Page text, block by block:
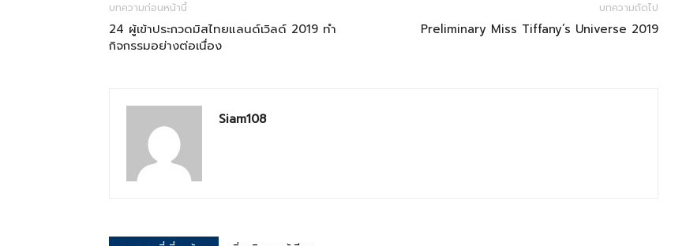
บทความก่อนหน้านี้
24 ผู้เข้าประกวดมิสไทยแลนด์เวิลด์ 2019 ทำ
กิจกรรมอย่างต่อเนื่อง
บทความถัดไป
Preliminary Miss Tiffany’s Universe 2019
Siam108